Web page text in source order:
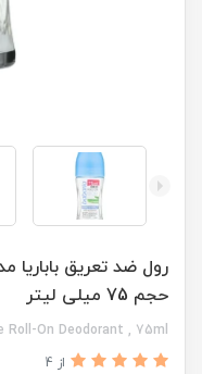
رول ضد تعریق باباریا
حجم 75 میلی لیتر
Roll-On Deodorant , 75ml
از 4